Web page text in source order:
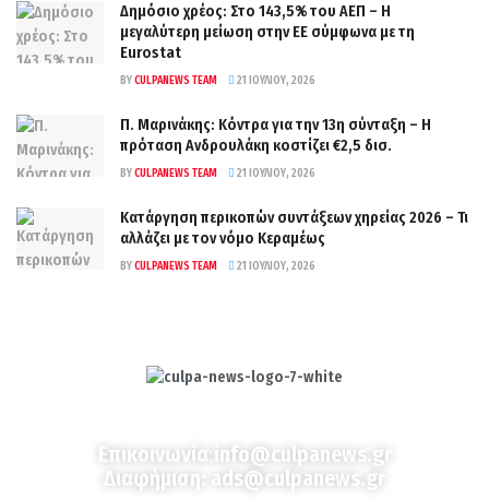
Δημόσιο χρέος: Στο 143,5% του ΑΕΠ – Η
μεγαλύτερη μείωση στην ΕΕ σύμφωνα με τη
Eurostat
BYCULPANEWS TEAM 21 ΙΟΥΛΊΟΥ, 2026
Π. Μαρινάκης: Κόντρα για την 13η σύνταξη – Η
πρόταση Ανδρουλάκη κοστίζει €2,5 δισ.
BYCULPANEWS TEAM 21 ΙΟΥΛΊΟΥ, 2026
Κατάργηση περικοπών συντάξεων χηρείας 2026 – Τι
αλλάζει με τον νόμο Κεραμέως
BYCULPANEWS TEAM 21 ΙΟΥΛΊΟΥ, 2026
Επικοινωνία:
info@culpanews.gr
Διαφήμιση:
ads@culpanews.gr